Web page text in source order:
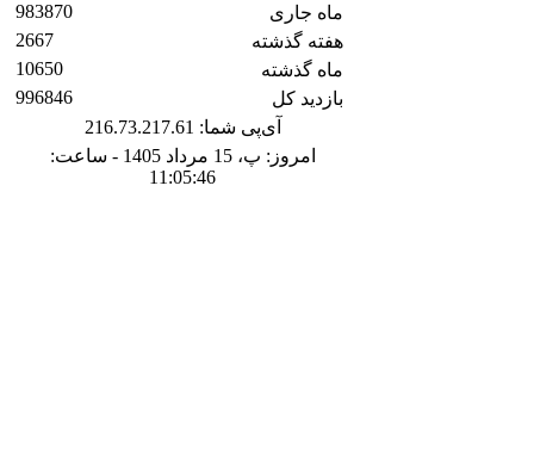
ماه جاری
هفته گذشته
ماه گذشته
بازدید کل
983870
2667
10650
996846
آی‌پی شما: 216.73.217.61
امروز: پ، 15 مرداد 1405 - ساعت:
11:05:46